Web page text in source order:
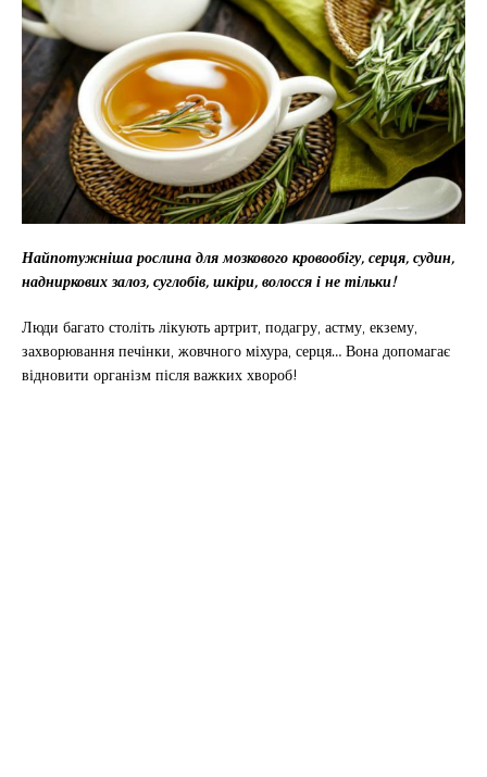
Найпотужніша рослина для мозкового кровообігу, серця, судин,
надниркових залоз, суглобів, шкіри, волосся і не тільки!
Люди багато століть лікують артрит, подагру, астму, екзему,
захворювання печінки, жовчного міхура, серця… Вона допомагає
відновити організм після важких хвороб!